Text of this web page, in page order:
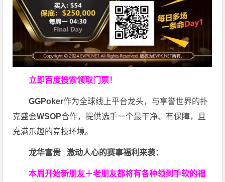
立即百度搜索领取门票！
GGPoker作为全球线上平台龙头，与享誉世界的扑
克盛会WSOP合作，提供选手一个最干净、有保障，且
充满乐趣的竞技环境。
龙华富贵 激动人心的赛事福利来袭：
本周开始新朋友＋老朋友都将有各种领到手软的福